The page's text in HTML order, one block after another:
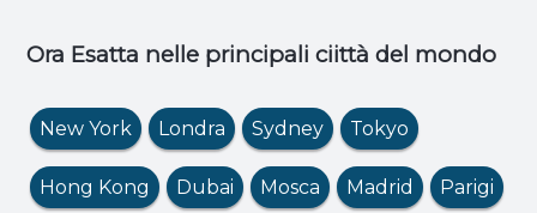
Ora Esatta nelle principali ciittà del mondo
New York Londra Sydney Tokyo
Hong Kong Dubai Mosca Madrid Parigi